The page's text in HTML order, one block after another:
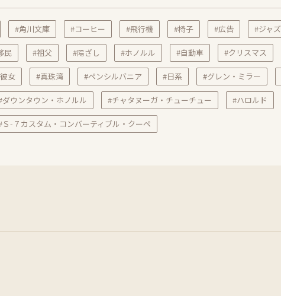
#角川文庫 #コーヒー #飛行機 #椅子 #広告 #ジャズ
民 #祖父 #陽ざし #ホノルル #自動車 #クリスマス
女 #真珠湾 #ペンシルバニア #日系 #グレン・ミラー
ダウンタウン・ホノルル #チャタヌーガ・チューチュー #ハロルド
Ｓ-７カスタム・コンバーティブル・クーペ